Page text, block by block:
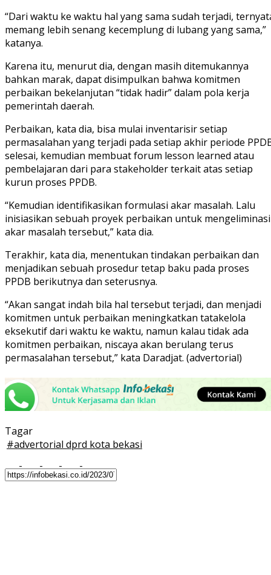
“Dari waktu ke waktu hal yang sama sudah terjadi,
memang lebih senang kecemplung di lubang yang sama,”
katanya.
Karena itu, menurut dia, dengan masih ditemukannya
bahkan marak, dapat disimpulkan bahwa komitmen
perbaikan bekelanjutan “tidak hadir” dalam pola kerja
pemerintah daerah.
Perbaikan, kata dia, bisa mulai inventarisir setiap
permasalahan yang terjadi pada setiap akhir periode
selesai, kemudian membuat forum lesson learned atau
pembelajaran dari para stakeholder terkait atas setiap
kurun proses PPDB.
“Kemudian identifikasikan formulasi akar masalah. Lalu
inisiasikan sebuah proyek perbaikan untuk mengeliminasi
akar masalah tersebut,” kata dia.
Terakhir, kata dia, menentukan tindakan perbaikan dan
menjadikan sebuah prosedur tetap baku pada proses
PPDB berikutnya dan seterusnya.
“Akan sangat indah bila hal tersebut terjadi, dan menjadi
komitmen untuk perbaikan meningkatkan tatakelola
eksekutif dari waktu ke waktu, namun kalau tidak ada
komitmen perbaikan, niscaya akan berulang terus
permasalahan tersebut,” kata Daradjat. (advertorial)
Tagar
#advertorial dprd kota bekasi